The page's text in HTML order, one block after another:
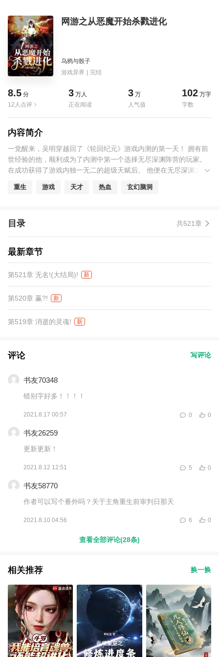
网游之从恶魔开始杀戮进化
乌鸦与骰子
游戏异界 | 完结
8.5 分
12人点评
3 万人
正在阅读
3 万
人气值
102 万字
字数
内容简介
一觉醒来，吴明穿越回了《轮回纪元》游戏内测的第一天！ 拥有前
世经验的他，顺利成为了内测中第一个选择无尽深渊阵营的玩家。
在成功获得了游戏内独一无二的超级天赋后。 他便在无尽深渊之中
君王..... 直到他成就无尽深渊中的万王之王，亵渎之物的巅峰——虚
他们将会发现自己面对的是无穷无尽的恶魔大军！
重生 游戏 天才 热血 玄幻脑洞
目录 共521章
最新章节
第521章 无名!(大结局)! 新
第520章 赢?! 新
第519章 消逝的灵魂! 新
评论 写评论
书友70348
错别字好多！！！！
2021.8.17 00:57 0
0
书友26259
更新更新！
2021.8.12 12:51 0
5
书友58770
作者可以写个番外吗？关于主角重生前审判日那天
2021.8.10 04:56 0
6
查看全部评论(28条)
相关推荐 换一换